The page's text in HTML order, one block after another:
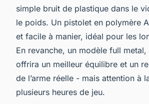
simple bruit de plastique dans le
le poids. Un pistolet en polymère
et facile à manier, idéal pour les
En revanche, un modèle full metal,
offrira un meilleur équilibre et un
de l’arme réelle - mais attention à
plusieurs heures de jeu.